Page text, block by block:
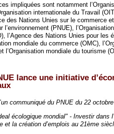
impliquées sont notamment
internationale du Travail
des Nations Unies sur le commerce
l’environnement (PNUE),
l’Agence des Nations Unies pour les
mondiale du commerce (OMC),
l’Organisation mondiale du tourisme
lance une initiative
communiqué du PNUE du 22
écologique mondial" - Investir dans
et la création d’emplois au 21ème